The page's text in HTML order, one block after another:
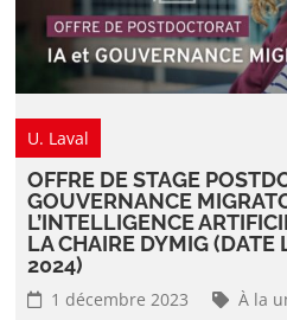
U. Laval
OFFRE DE STAGE
GOUVERNANCE
L’INTELLIGENCE
LA CHAIRE DYMIG (DATE
2024)
1 décembre 2023
À la